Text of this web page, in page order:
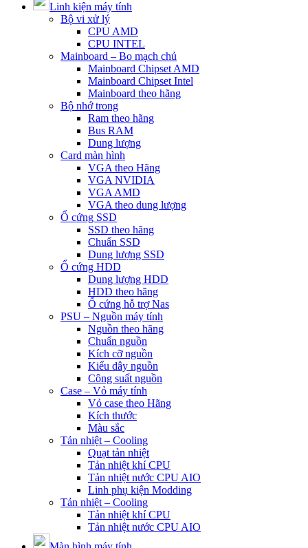
Linh kiện máy tính
Bộ vi xử lý
CPU AMD
CPU INTEL
Mainboard – Bo mạch chủ
Mainboard Chipset AMD
Mainboard Chipset Intel
Mainboard theo hãng
Bộ nhớ trong
Ram theo hãng
Bus RAM
Dung lượng
Card màn hình
VGA theo Hãng
VGA NVIDIA
VGA AMD
VGA theo dung lượng
Ổ cứng SSD
SSD theo hãng
Chuẩn SSD
Dung lượng SSD
Ổ cứng HDD
Dung lượng HDD
HDD theo hãng
Ổ cứng hỗ trợ Nas
PSU – Nguồn máy tính
Nguồn theo hãng
Chuẩn nguồn
Kích cỡ nguồn
Kiểu dây nguồn
Công suất nguồn
Case – Vỏ máy tính
Vỏ case theo Hãng
Kích thước
Màu sắc
Tản nhiệt – Cooling
Quạt tản nhiệt
Tản nhiệt khí CPU
Tản nhiệt nước CPU AIO
Linh phụ kiện Modding
Tản nhiệt – Cooling
Tản nhiệt khí CPU
Tản nhiệt nước CPU AIO